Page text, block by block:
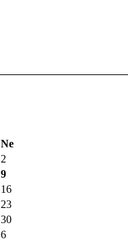
Ne
2
9
16
23
30
6